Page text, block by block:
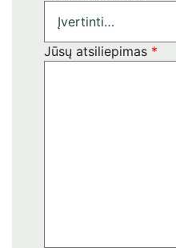
Jūsų atsiliepimas *